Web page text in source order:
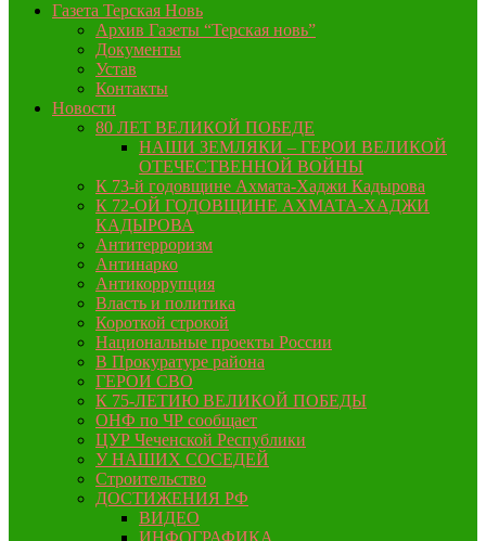
Газета Терская Новь
Архив Газеты “Терская новь”
Документы
Устав
Контакты
Новости
80 ЛЕТ ВЕЛИКОЙ ПОБЕДЕ
НАШИ ЗЕМЛЯКИ – ГЕРОИ ВЕЛИКОЙ
ОТЕЧЕСТВЕННОЙ ВОЙНЫ
К 73-й годовщине Ахмата-Хаджи Кадырова
К 72-ОЙ ГОДОВЩИНЕ АХМАТА-ХАДЖИ
КАДЫРОВА
Антитерроризм
Антинарко
Антикоррупция
Власть и политика
Короткой строкой
Национальные проекты России
В Прокуратуре района
ГЕРОИ СВО
К 75-ЛЕТИЮ ВЕЛИКОЙ ПОБЕДЫ
ОНФ по ЧР сообщает
ЦУР Чеченской Республики
У НАШИХ СОСЕДЕЙ
Строительство
ДОСТИЖЕНИЯ РФ
ВИДЕО
ИНФОГРАФИКА